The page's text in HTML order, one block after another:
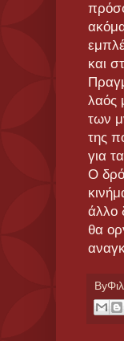
και
λαός
των
της
για
Ο
άλλο
θα